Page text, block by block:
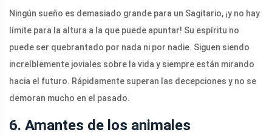
Ningún sueño es demasiado grande para un Sagitario, ¡y no hay
límite para la altura a la que puede apuntar! Su espíritu no
puede ser quebrantado por nada ni por nadie. Siguen siendo
increíblemente joviales sobre la vida y siempre están mirando
hacia el futuro. Rápidamente superan las decepciones y no se
demoran mucho en el pasado.
6. Amantes de los animales